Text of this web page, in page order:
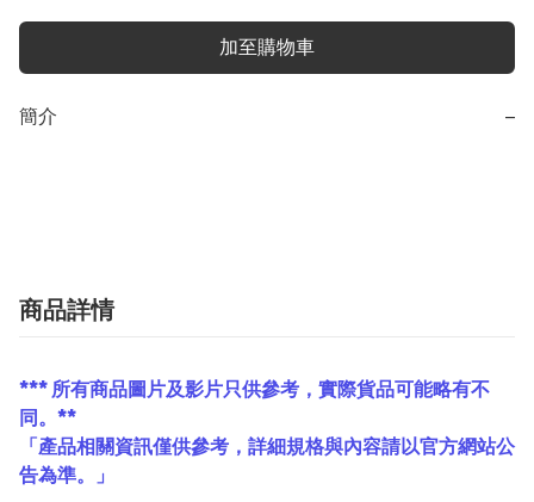
加至購物車
簡介 −
商品詳情
*** 所有商品圖片及影片只供參考，實際貨品可能略有不
同。**
「產品相關資訊僅供參考，詳細規格與內容請以官方網站公
告為準。」